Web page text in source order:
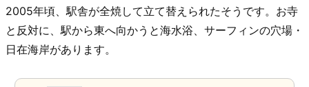
2005年頃、駅舎が全焼して立て替えられたそうです。お寺
と反対に、駅から東へ向かうと海水浴、サーフィンの穴場・
日在海岸があります。